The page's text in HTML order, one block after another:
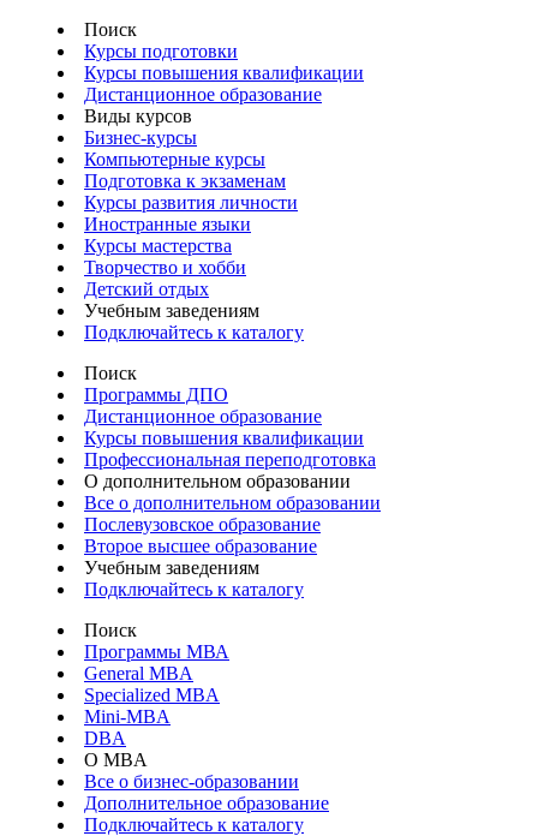
Поиск
Курсы подготовки
Курсы повышения квалификации
Дистанционное образование
Виды курсов
Бизнес-курсы
Компьютерные курсы
Подготовка к экзаменам
Курсы развития личности
Иностранные языки
Курсы мастерства
Творчество и хобби
Детский отдых
Учебным заведениям
Подключайтесь к каталогу
Поиск
Программы ДПО
Дистанционное образование
Курсы повышения квалификации
Профессиональная переподготовка
О дополнительном образовании
Все о дополнительном образовании
Послевузовское образование
Второе высшее образование
Учебным заведениям
Подключайтесь к каталогу
Поиск
Программы МВА
General MBA
Specialized MBA
Mini-MBA
DBA
О MBA
Все о бизнес-образовании
Дополнительное образование
Подключайтесь к каталогу